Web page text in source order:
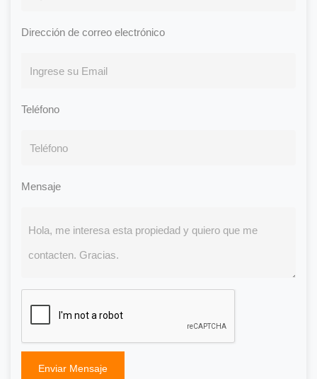
Dirección de correo electrónico
Teléfono
Mensaje
Enviar Mensaje